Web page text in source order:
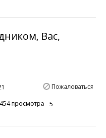
Вас,
Пожаловаться
просмотра 5